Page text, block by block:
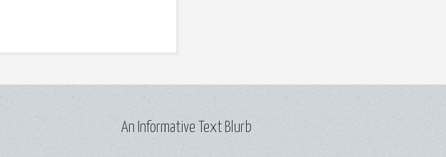
An Informative Text Blurb